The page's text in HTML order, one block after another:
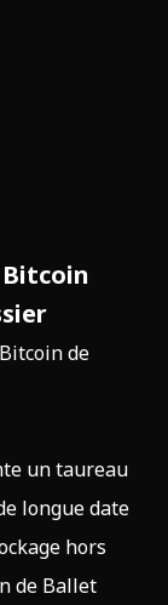
de
un taureau
longue date
hors
de Ballet